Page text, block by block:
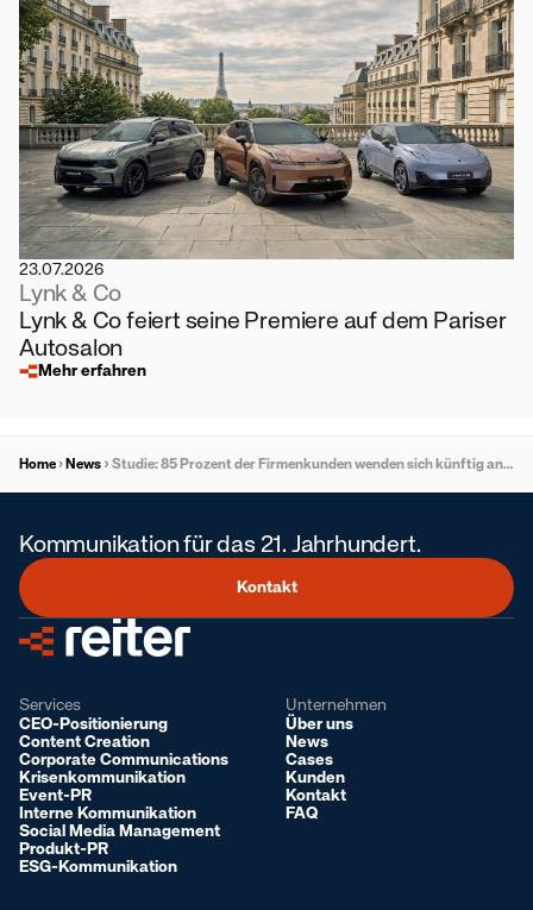
23.07.2026
Lynk & Co
Lynk & Co feiert seine Premiere auf dem Pariser
Autosalon
Mehr erfahren
Home News Studie: 85 Prozent der Firmenkunden wenden sich künftig an Nicht-Banken, Private Capital verschärft den Wettbewerb
Kommunikation für das 21. Jahrhundert.
Kontakt
Services
CEO-Positionierung
Content Creation
Corporate Communications
Krisenkommunikation
Event-PR
Interne Kommunikation
Social Media Management
Produkt-PR
ESG-Kommunikation
Unternehmen
Über uns
News
Cases
Kunden
Kontakt
FAQ